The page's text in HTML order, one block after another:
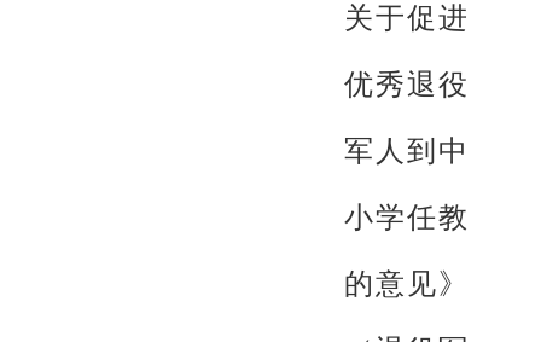
关于促进
优秀退役
军人到中
小学任教
的意见》